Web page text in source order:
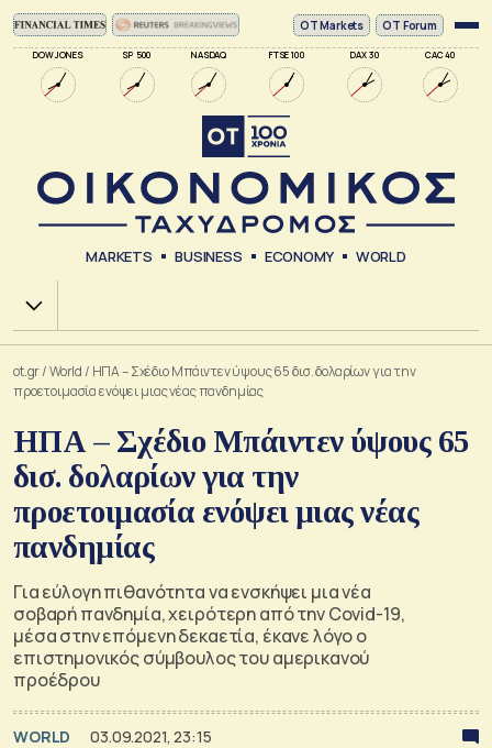
DOW JONES SP 500 NASDAQ FTSE 100 DAX 30 CAC 40
ΟΤ Markets OT Forum
MARKETS BUSINESS ECONOMY WORLD
Χ.Α.
ot.gr/World / ΗΠΑ – Σχέδιο Μπάιντεν ύψους 65 δισ. δολαρίων για την
προετοιμασία ενόψει μιας νέας πανδημίας
ΗΠΑ – Σχέδιο Μπάιντεν ύψους 65
δισ. δολαρίων για την
προετοιμασία ενόψει μιας νέας
πανδημίας
Για εύλογη πιθανότητα να ενσκήψει μια νέα
σοβαρή πανδημία, χειρότερη από την Covid-19,
μέσα στην επόμενη δεκαετία, έκανε λόγο ο
επιστημονικός σύμβουλος του αμερικανού
προέδρου
WORLD 03.09.2021, 23:15